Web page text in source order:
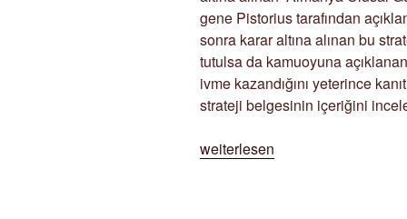
gene Pistorius tarafından
sonra karar altına alınan bu
tutulsa da kamuoyuna
ivme kazandığını yeterince
strateji belgesinin içeriğini
„Militarist
weiterlesen